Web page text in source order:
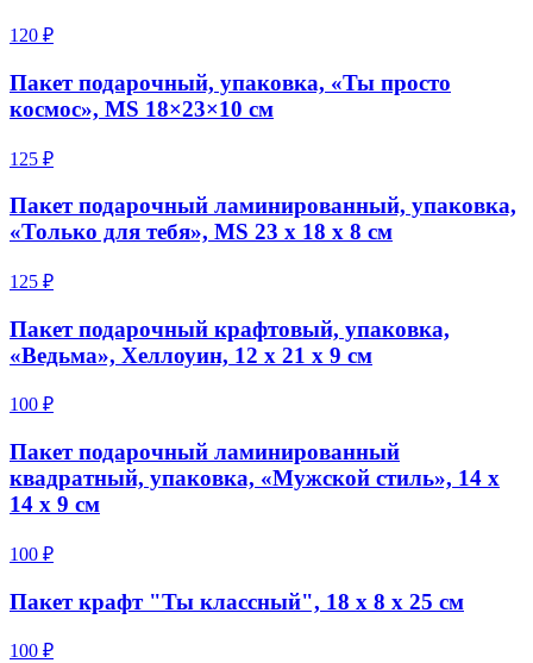
120 ₽
Пакет подарочный, упаковка, «Ты просто
космос», MS 18×23×10 см
125 ₽
Пакет подарочный ламинированный, упаковка,
«Только для тебя», MS 23 х 18 х 8 см
125 ₽
Пакет подарочный крафтовый, упаковка,
«Ведьма», Хеллоуин, 12 х 21 х 9 см
100 ₽
Пакет подарочный ламинированный
квадратный, упаковка, «Мужской стиль», 14 х
14 х 9 см
100 ₽
Пакет крафт "Ты классный", 18 х 8 х 25 см
100 ₽